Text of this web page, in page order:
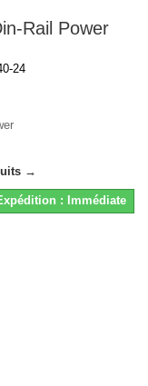
Rail Power
24
→
: Immédiate